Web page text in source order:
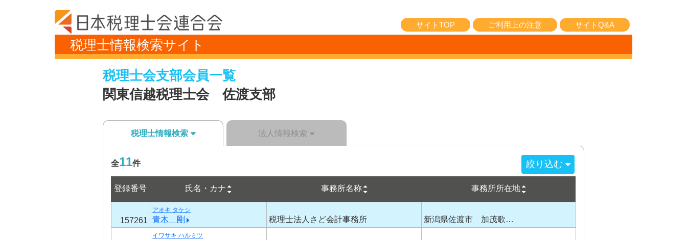
サイトTOP ご利用上の注意 サイトQ&A
税理士情報検索サイト
税理士会支部会員一覧
関東信越税理士会 佐渡支部
税理士情報検索 法人情報検索
全11件 絞り込む
登録番号 氏名・カナ 事務所名称 事務所所在地
157261
アオキ タケシ
青木 剛 税理士法人さど会計事務所 新潟県佐渡市 加茂歌…
イワサキ ハルミツ